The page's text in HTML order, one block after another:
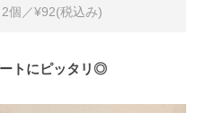
個／¥92(税込み)
トにピッタリ◎